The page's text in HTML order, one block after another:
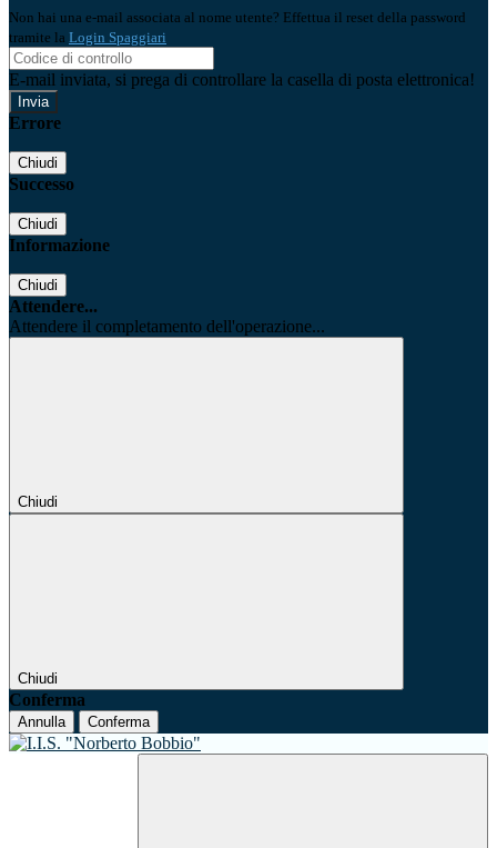
Non hai una e-mail associata al nome utente? Effettua il reset della password
tramite la Login Spaggiari
E-mail inviata, si prega di controllare la casella di posta elettronica!
Errore
Chiudi
Successo
Chiudi
Informazione
Chiudi
Attendere...
Attendere il completamento dell'operazione...
Chiudi
Chiudi
Conferma
Annulla Conferma